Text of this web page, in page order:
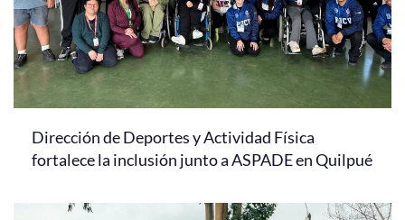
Dirección de Deportes y Actividad Física
fortalece la inclusión junto a ASPADE en Quilpué